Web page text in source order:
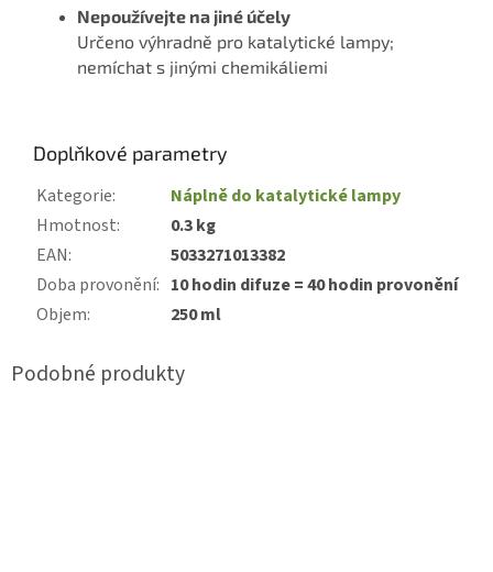
Nepoužívejte na jiné účely
Určeno výhradně pro katalytické lampy;
nemíchat s jinými chemikáliemi
Doplňkové parametry
Kategorie:
Náplně do katalytické lampy
Hmotnost:
0.3 kg
EAN:
5033271013382
Doba provonění: 10 hodin difuze = 40 hodin provonění
Objem: 250 ml